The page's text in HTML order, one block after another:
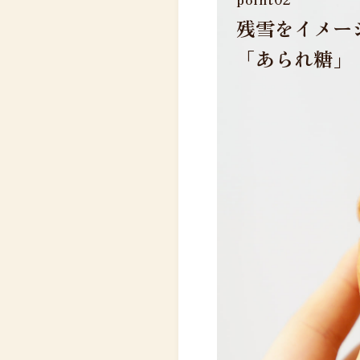
残雪をイメー
「あられ糖」